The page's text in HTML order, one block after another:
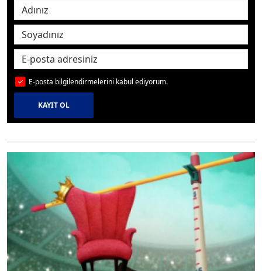
E-posta bilgilendirmelerini kabul ediyorum.
KAYIT OL